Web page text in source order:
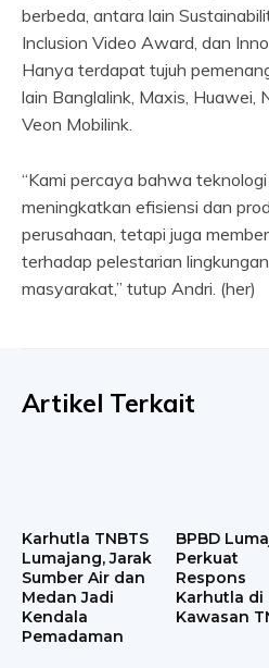
berbeda, antara lain
Inclusion Video Award, dan
Hanya terdapat tujuh
lain Banglalink, Maxis, Huawei,
Veon Mobilink.
“Kami percaya bahwa
meningkatkan efisiensi dan
perusahaan, tetapi juga
terhadap pelestarian
masyarakat,” tutup Andri. (her)
Artikel Terkait
Karhutla TNBTS
Lumajang, Jarak
Sumber Air dan
Medan Jadi
Kendala
Pemadaman
BPBD
Perkuat
Respons
Karhutla di
Kawasan